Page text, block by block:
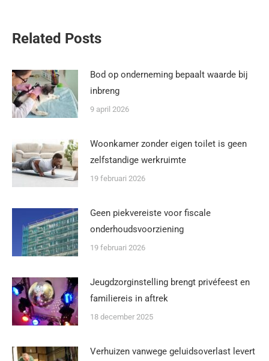
Related Posts
Bod op onderneming bepaalt waarde bij
inbreng
9 april 2026
Woonkamer zonder eigen toilet is geen
zelfstandige werkruimte
19 februari 2026
Geen piekvereiste voor fiscale
onderhoudsvoorziening
19 februari 2026
Jeugdzorginstelling brengt privéfeest en
familiereis in aftrek
18 december 2025
Verhuizen vanwege geluidsoverlast levert